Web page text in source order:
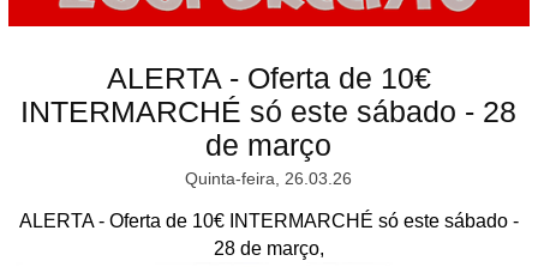
ALERTA - Oferta de 10€
INTERMARCHÉ só este sábado - 28
de março
Quinta-feira, 26.03.26
ALERTA - Oferta de 10€ INTERMARCHÉ só este sábado -
28 de março,